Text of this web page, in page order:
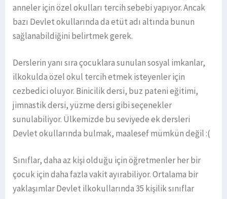
anneler için özel okulları tercih sebebi yapıyor. Ancak
bazı Devlet okullarında da etüt adı altında bunun
sağlanabildiğini belirtmek gerek.
Derslerin yanı sıra çocuklara sunulan sosyal imkanlar,
ilkokulda özel okul tercih etmek isteyenler için
cezbedici oluyor. Binicilik dersi, buz pateni eğitimi,
jimnastik dersi, yüzme dersi gibi seçenekler
sunulabiliyor. Ülkemizde bu seviyede ek dersleri
Devlet okullarında bulmak, maalesef mümkün değil :(
Sınıflar, daha az kişi olduğu için öğretmenler her bir
çocuk için daha fazla vakit ayırabiliyor. Ortalama bir
yaklaşımlar Devlet ilkokullarında 35 kişilik sınıflar